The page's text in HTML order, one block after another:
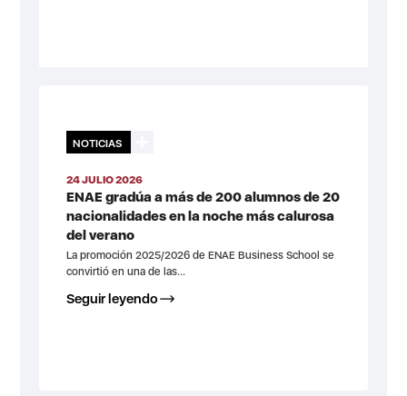
NOTICIAS
24 JULIO 2026
ENAE gradúa a más de 200 alumnos de 20
nacionalidades en la noche más calurosa
del verano
La promoción 2025/2026 de ENAE Business School se
convirtió en una de las...
Seguir leyendo